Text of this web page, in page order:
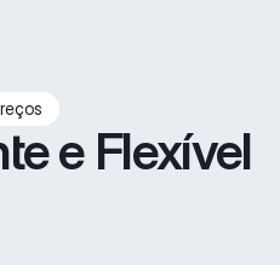
e Flexível